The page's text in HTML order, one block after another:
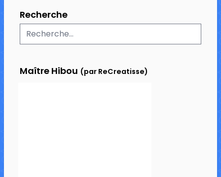
Recherche
Maître Hibou (par ReCreatisse)